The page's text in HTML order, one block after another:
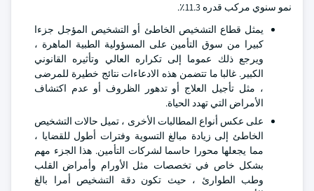
نمو سنوي مركب قدره 11.3٪.
يمثل قطاع التشخيص الخاطئ أو التشخيص المؤجل جزءا
كبيرا من سوق التأمين على المسؤولية الطبية الماهرة ،
ويرجع ذلك عموما إلى تكراره العالي وتأثيره القانوني
الكبير. غالبا ما تتضمن هذه الادعاءات نتائج خطيرة للمرضى
، مثل تأجيل العلاج أو تدهور الظروف أو عدم اكتشاف
الأمراض التي تهدد الحياة.
على عكس أنواع المطالبات الأخرى ، تميل حالات التشخيص
الخاطئ إلى زيادة مبالغ التسوية وفترات أطول للقضايا ،
مما يجعلها محورا حاسما لشركات التأمين. هذا الجزء مهم
بشكل خاص في تخصصات مثل الأورام وأمراض القلب
وطب الطوارئ ، حيث تكون دقة التشخيص أمرا بالغ